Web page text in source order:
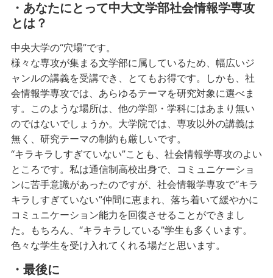
・あなたにとって中大文学部社会情報学専攻
とは？
中央大学の“穴場”です。
様々な専攻が集まる文学部に属しているため、幅広いジ
ャンルの講義を受講でき、とてもお得です。しかも、社
会情報学専攻では、あらゆるテーマを研究対象に選べま
す。このような場所は、他の学部・学科にはあまり無い
のではないでしょうか。大学院では、専攻以外の講義は
無く、研究テーマの制約も厳しいです。
“キラキラしすぎていない”ことも、社会情報学専攻のよい
ところです。私は通信制高校出身で、コミュニケーショ
ンに苦手意識があったのですが、社会情報学専攻で“キラ
キラしすぎていない”仲間に恵まれ、落ち着いて緩やかに
コミュニケーション能力を回復させることができまし
た。もちろん、“キラキラしている”学生も多くいます。
色々な学生を受け入れてくれる場だと思います。
・最後に